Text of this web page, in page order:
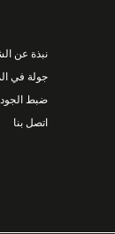
نبذة عن
جولة في
ضبط
اتصل بنا